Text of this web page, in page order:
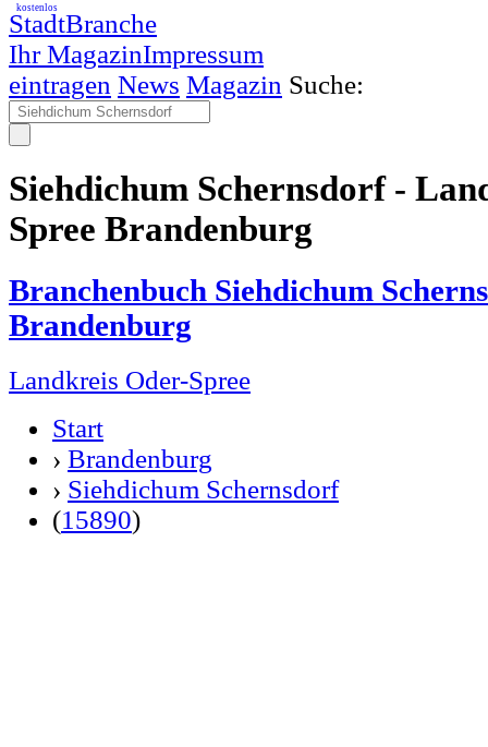
StadtBranche
Ihr MagazinImpressum
kostenlos
eintragen News Magazin Suche:
Siehdichum Schernsdorf -
Spree Brandenburg
Branchenbuch Siehdichum
Brandenburg
Landkreis Oder-Spree
Start
› Brandenburg
› Siehdichum Schernsdorf
(15890)